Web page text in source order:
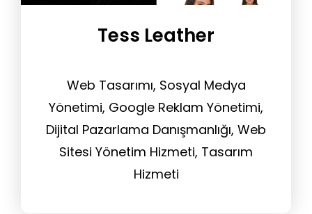
Tess Leather
Web Tasarımı, Sosyal Medya
Yönetimi, Google Reklam Yönetimi,
Dijital Pazarlama Danışmanlığı, Web
Sitesi Yönetim Hizmeti, Tasarım
Hizmeti